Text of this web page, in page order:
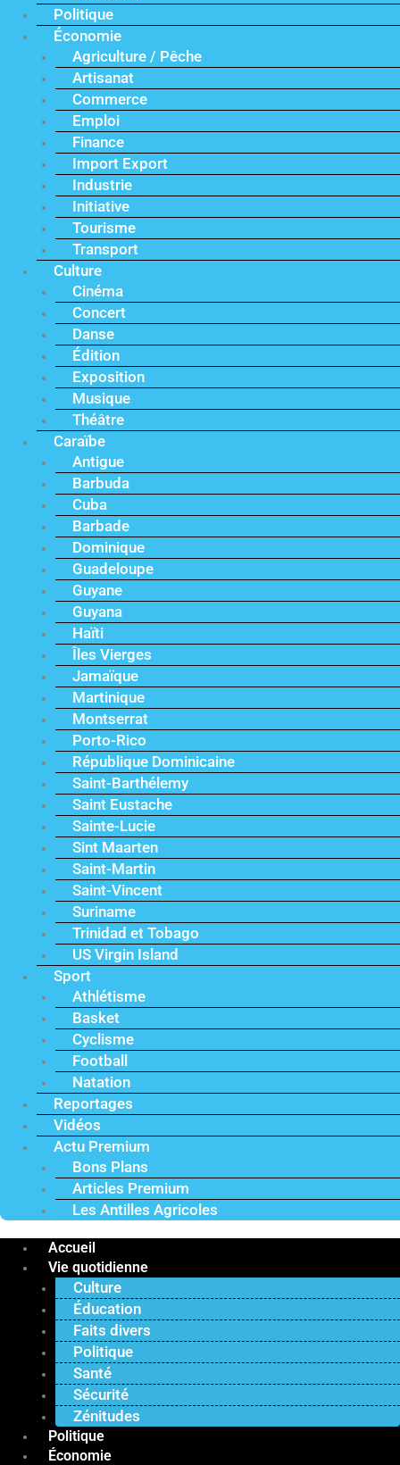
Politique
Économie
Agriculture / Pêche
Artisanat
Commerce
Emploi
Finance
Import Export
Industrie
Initiative
Tourisme
Transport
Culture
Cinéma
Concert
Danse
Édition
Exposition
Musique
Théâtre
Caraïbe
Antigue
Barbuda
Cuba
Barbade
Dominique
Guadeloupe
Guyane
Guyana
Haïti
Îles Vierges
Jamaïque
Martinique
Montserrat
Porto-Rico
République Dominicaine
Saint-Barthélemy
Saint Eustache
Sainte-Lucie
Sint Maarten
Saint-Martin
Saint-Vincent
Suriname
Trinidad et Tobago
US Virgin Island
Sport
Athlétisme
Basket
Cyclisme
Football
Natation
Reportages
Vidéos
Actu Premium
Bons Plans
Articles Premium
Les Antilles Agricoles
Accueil
Vie quotidienne
Culture
Éducation
Faits divers
Politique
Santé
Sécurité
Zénitudes
Politique
Économie